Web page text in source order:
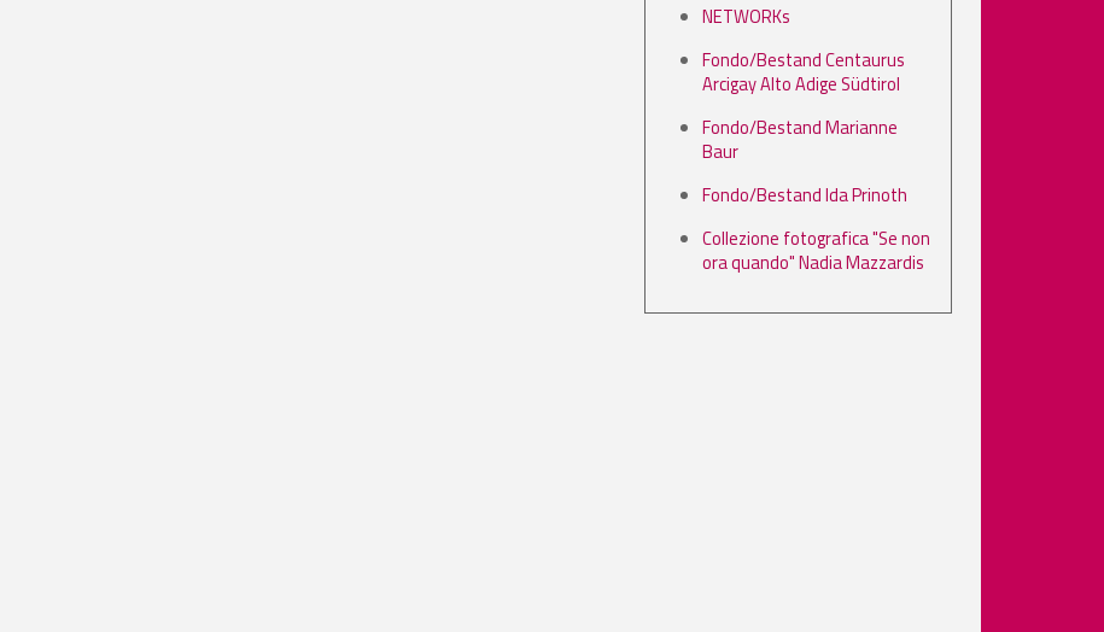
NETWORKs
Fondo/Bestand Centaurus
Arcigay Alto Adige Südtirol
Fondo/Bestand Marianne
Baur
Fondo/Bestand Ida Prinoth
Collezione fotografica "Se non
ora quando" Nadia Mazzardis